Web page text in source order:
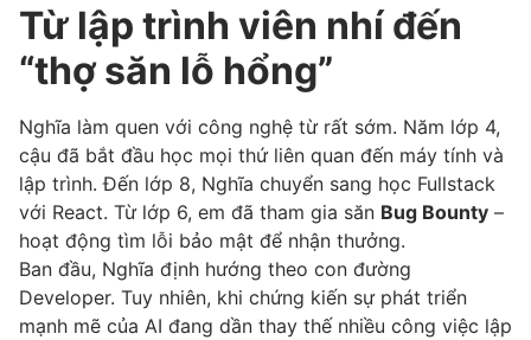
Từ lập trình viên nhí đến
“thợ săn lỗ hổng”
Nghĩa làm quen với công nghệ từ rất sớm. Năm lớp 4,
cậu đã bắt đầu học mọi thứ liên quan đến máy tính và
lập trình. Đến lớp 8, Nghĩa chuyển sang học Fullstack
với React. Từ lớp 6, em đã tham gia săn Bug Bounty –
hoạt động tìm lỗi bảo mật để nhận thưởng.
Ban đầu, Nghĩa định hướng theo con đường
Developer. Tuy nhiên, khi chứng kiến sự phát triển
mạnh mẽ của AI đang dần thay thế nhiều công việc lập